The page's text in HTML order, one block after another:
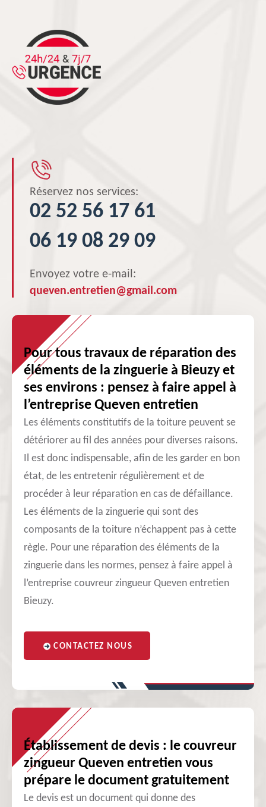
Réservez nos services:
02 52 56 17 61
06 19 08 29 09
Envoyez votre e-mail:
queven.entretien@gmail.com
Pour tous travaux de réparation des
éléments de la zinguerie à Bieuzy et
ses environs : pensez à faire appel à
l’entreprise Queven entretien
Les éléments constitutifs de la toiture peuvent se
détériorer au fil des années pour diverses raisons.
Il est donc indispensable, afin de les garder en bon
état, de les entretenir régulièrement et de
procéder à leur réparation en cas de défaillance.
Les éléments de la zinguerie qui sont des
composants de la toiture n’échappent pas à cette
règle. Pour une réparation des éléments de la
zinguerie dans les normes, pensez à faire appel à
l’entreprise couvreur zingueur Queven entretien
Bieuzy.
CONTACTEZ NOUS
Établissement de devis : le couvreur
zingueur Queven entretien vous
prépare le document gratuitement
Le devis est un document qui donne des